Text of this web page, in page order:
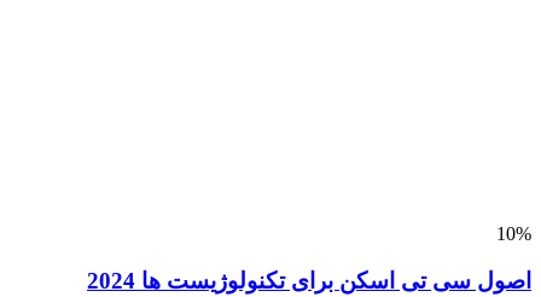
10%
اصول سی تی اسکن برای تکنولوژیست ها 2024